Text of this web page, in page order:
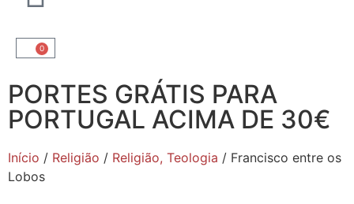
0
PORTES GRÁTIS PARA
PORTUGAL ACIMA DE 30€
Início / Religião / Religião, Teologia / Francisco entre os
Lobos